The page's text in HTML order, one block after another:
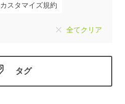
カスタマイズ規約
全てクリア
タグ